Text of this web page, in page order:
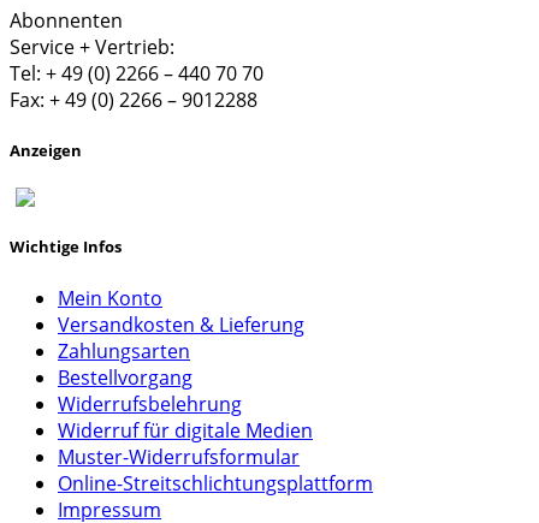
Abonnenten
Service + Vertrieb:
Tel: + 49 (0) 2266 – 440 70 70
Fax: + 49 (0) 2266 – 9012288
Anzeigen
Wichtige Infos
Mein Konto
Versandkosten & Lieferung
Zahlungsarten
Bestellvorgang
Widerrufsbelehrung
Widerruf für digitale Medien
Muster-Widerrufsformular
Online-Streitschlichtungsplattform
Impressum